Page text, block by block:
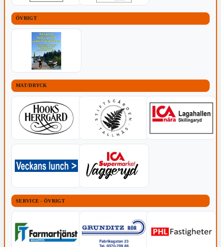
ÖVRIGT
MAT/DRYCK
SERVICE - ÖVRIGT